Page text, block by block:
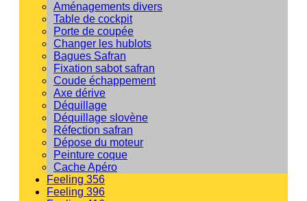
Aménagements divers
Table de cockpit
Porte de coupée
Changer les hublots
Bagues Safran
Fixation sabot safran
Coude échappement
Axe dérive
Déquillage
Déquillage slovène
Réfection safran
Dépose du moteur
Peinture coque
Cache Apéro
Feeling 356
Feeling 396